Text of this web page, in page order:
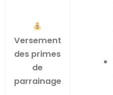
Versement
des primes
de
parrainage